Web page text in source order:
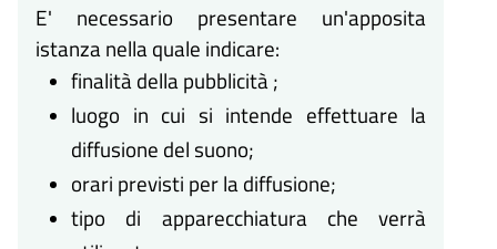
E' necessario presentare un'apposita
istanza nella quale indicare:
finalità della pubblicità ;
luogo in cui si intende effettuare la
diffusione del suono;
orari previsti per la diffusione;
tipo di apparecchiatura che verrà